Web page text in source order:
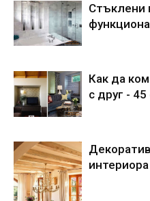
Стъклени
Как да
с друг -
интериора